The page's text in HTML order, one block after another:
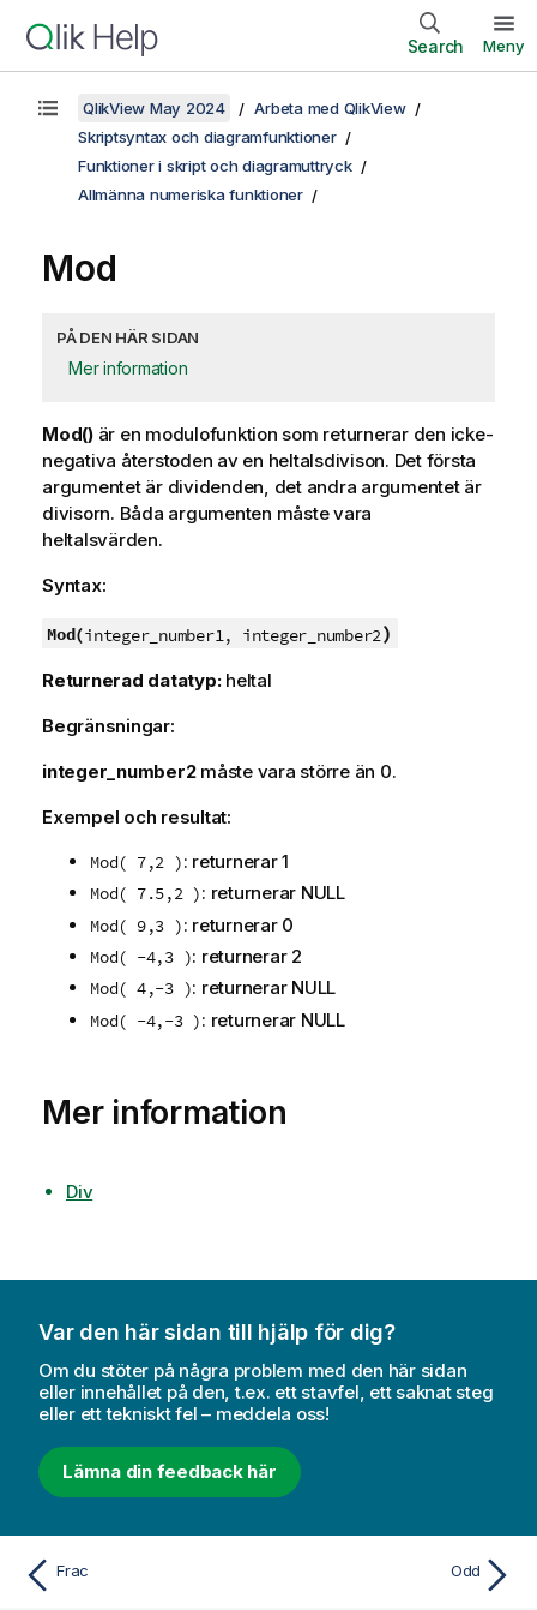
Search Meny
QlikView May 2024
Arbeta med QlikView
Skriptsyntax och diagramfunktioner
Funktioner i skript och diagramuttryck
Allmänna numeriska funktioner
Mod
PÅ DEN HÄR SIDAN
Mer information
Mod()är en modulofunktion som returnerar den icke-
negativa återstoden av en heltalsdivison. Det första
argumentet är dividenden, det andra argumentet är
divisorn. Båda argumenten måste vara
heltalsvärden.
Syntax:
Mod(integer_number1, integer_number2)
Returnerad datatyp: heltal
Begränsningar:
integer_number2måste vara större än 0.
Exempel och resultat:
Mod( 7,2 ): returnerar 1
Mod( 7.5,2 ): returnerar NULL
Mod( 9,3 ): returnerar 0
Mod( -4,3 ): returnerar 2
Mod( 4,-3 ): returnerar NULL
Mod( -4,-3 ): returnerar NULL
Mer information
Div
Var den här sidan till hjälp för dig?
Om du stöter på några problem med den här sidan
eller innehållet på den, t.ex. ett stavfel, ett saknat steg
eller ett tekniskt fel – meddela oss!
Lämna din feedback här
Frac Odd